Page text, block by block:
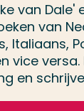
van Dale'
van
Italiaans,
vice
en